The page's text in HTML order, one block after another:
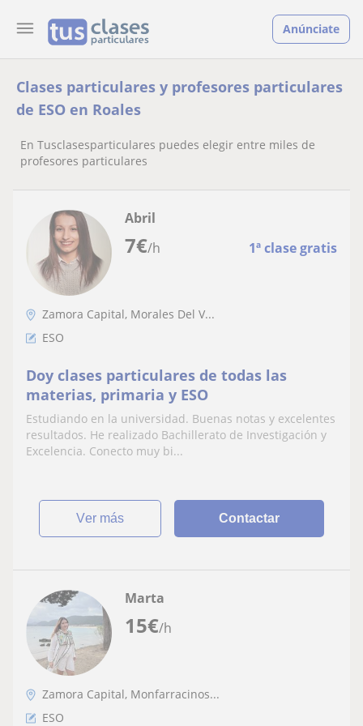
Anúnciate
Clases particulares y profesores particulares
de ESO en Roales
En Tusclasesparticulares puedes elegir entre miles de
profesores particulares
7€/h 1ª clase gratis
Abril
Zamora Capital, Morales Del V...
ESO
Doy clases particulares de todas las
materias, primaria y ESO
Estudiando en la universidad. Buenas notas y excelentes
resultados. He realizado Bachillerato de Investigación y
Excelencia. Conecto muy bi...
ver más Contactar
15€/h
Marta
Zamora Capital, Monfarracinos...
ESO